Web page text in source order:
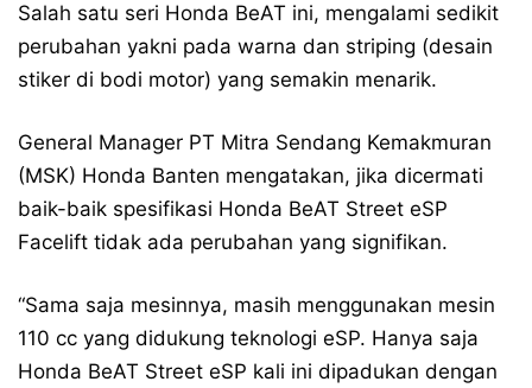
Salah satu seri Honda BeAT ini, mengalami sedikit
perubahan yakni pada warna dan striping (desain
stiker di bodi motor) yang semakin menarik.
General Manager PT Mitra Sendang Kemakmuran
(MSK) Honda Banten mengatakan, jika dicermati
baik-baik spesifikasi Honda BeAT Street eSP
Facelift tidak ada perubahan yang signifikan.
“Sama saja mesinnya, masih menggunakan mesin
110 cc yang didukung teknologi eSP. Hanya saja
Honda BeAT Street eSP kali ini dipadukan dengan